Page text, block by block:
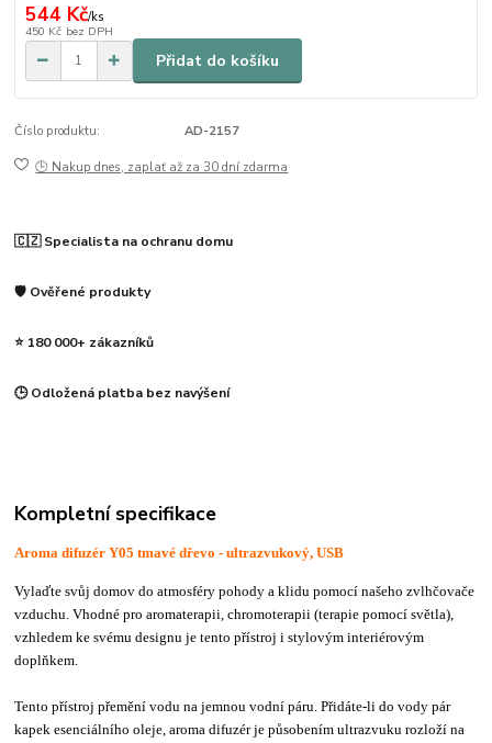
544 Kč/ks
450 Kč bez DPH
Přidat do košíku
Číslo produktu: AD-2157
🕒 Nakup dnes, zaplať až za 30 dní zdarma
🇨🇿 Specialista na ochranu domu
🛡️ Ověřené produkty
⭐ 180 000+ zákazníků
🕒 Odložená platba bez navýšení
Kompletní specifikace
Aroma difuzér Y05 tmavé dřevo - ultrazvukový, USB
Vylaďte svůj domov do atmosféry pohody a klidu pomocí našeho zvlhčovače
vzduchu. Vhodné pro aromaterapii, chromoterapii (terapie pomocí světla),
vzhledem ke svému designu je tento přístroj i stylovým interiérovým
doplňkem.
Tento přístroj přemění vodu na jemnou vodní páru. Přidáte-li do vody pár
kapek esenciálního oleje, aroma difuzér je působením ultrazvuku rozloží na